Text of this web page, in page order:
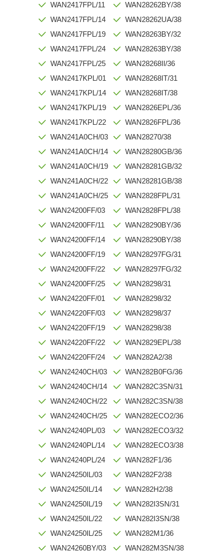
WAN2417FPL/11
WAN2417FPL/14
WAN2417FPL/19
WAN2417FPL/24
WAN2417FPL/25
WAN2417KPL/01
WAN2417KPL/14
WAN2417KPL/19
WAN2417KPL/22
WAN241A0CH/03
WAN241A0CH/14
WAN241A0CH/19
WAN241A0CH/22
WAN241A0CH/25
WAN24200FF/03
WAN24200FF/11
WAN24200FF/14
WAN24200FF/19
WAN24200FF/22
WAN24200FF/25
WAN24220FF/01
WAN24220FF/03
WAN24220FF/19
WAN24220FF/22
WAN24220FF/24
WAN24240CH/03
WAN24240CH/14
WAN24240CH/22
WAN24240CH/25
WAN24240PL/03
WAN24240PL/14
WAN24240PL/24
WAN24250IL/03
WAN24250IL/14
WAN24250IL/19
WAN24250IL/22
WAN24250IL/25
WAN24260BY/03
WAN28262BY/38
WAN28262UA/38
WAN28263BY/32
WAN28263BY/38
WAN28268II/36
WAN28268IT/31
WAN28268IT/38
WAN2826EPL/36
WAN2826FPL/36
WAN28270/38
WAN28280GB/36
WAN28281GB/32
WAN28281GB/38
WAN2828FPL/31
WAN2828FPL/38
WAN28290BY/36
WAN28290BY/38
WAN28297FG/31
WAN28297FG/32
WAN28298/31
WAN28298/32
WAN28298/37
WAN28298/38
WAN2829EPL/38
WAN282A2/38
WAN282B0FG/36
WAN282C3SN/31
WAN282C3SN/38
WAN282ECO2/36
WAN282ECO3/32
WAN282ECO3/38
WAN282F1/36
WAN282F2/38
WAN282H2/38
WAN282I3SN/31
WAN282I3SN/38
WAN282M1/36
WAN282M3SN/38